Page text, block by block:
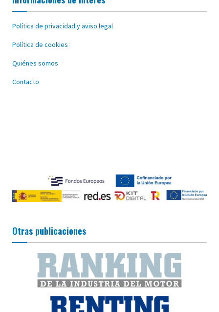
Política de privacidad y aviso legal
Política de cookies
Quiénes somos
Contacto
Otras publicaciones